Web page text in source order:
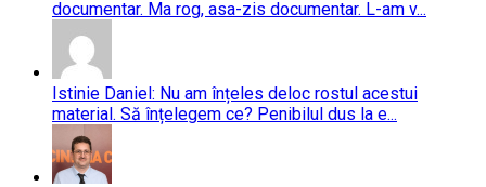
documentar. Ma rog, asa-zis documentar. L-am v...
Istinie Daniel: Nu am înțeles deloc rostul acestui
material. Să înțelegem ce? Penibilul dus la e...